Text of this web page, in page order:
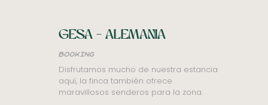
BEAT K